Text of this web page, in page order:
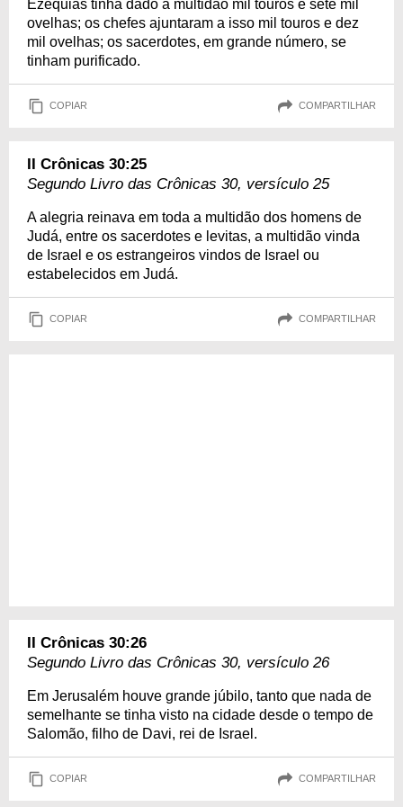
Ezequias tinha dado à multidão mil touros e sete mil
ovelhas; os chefes ajuntaram a isso mil touros e dez
mil ovelhas; os sacerdotes, em grande número, se
tinham purificado.
COPIAR COMPARTILHAR
II Crônicas 30:25
Segundo Livro das Crônicas 30, versículo 25
A alegria reinava em toda a multidão dos homens de
Judá, entre os sacerdotes e levitas, a multidão vinda
de Israel e os estrangeiros vindos de Israel ou
estabelecidos em Judá.
COPIAR COMPARTILHAR
II Crônicas 30:26
Segundo Livro das Crônicas 30, versículo 26
Em Jerusalém houve grande júbilo, tanto que nada de
semelhante se tinha visto na cidade desde o tempo de
Salomão, filho de Davi, rei de Israel.
COPIAR COMPARTILHAR